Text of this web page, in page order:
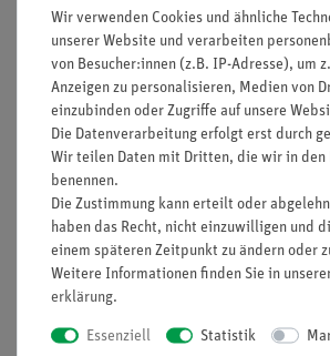
Vorteile
minimale Vorbereitungszeit
lichtstarke Halogenleuchte
einfaches Lehren durch Einsatz der
ideale Ergänzung zu analogen
direkt vergleichbare Geräte
Lieferumfang
Media / Downloads
Wir verwenden Cookies und ähnliche
unserer Website und verarbeiten
von Besucher:innen (z.B. IP-Adresse), um
Anzeigen zu personalisieren, Medien von
einzubinden oder Zugriffe auf unsere
Die Datenverarbeitung erfolgt erst durch
Wir teilen Daten mit Dritten, die wir in den
benennen.
Die Zustimmung kann erteilt oder
haben das Recht, nicht einzuwilligen und
einem späteren Zeitpunkt zu ändern oder
Weitere Informationen finden Sie in
erklärung.
Essenziell Statistik